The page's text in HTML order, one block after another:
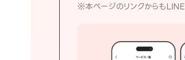
※本ページのリンクからも